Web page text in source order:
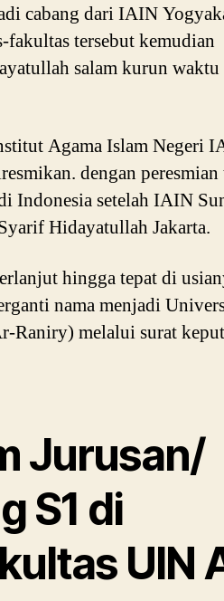
cabang dari IAIN
fakultas tersebut kemudian
salam kurun waktu
Agama Islam Negeri
dengan peresmian
Indonesia setelah IAIN
Hidayatullah Jakarta.
hingga tepat di
nama menjadi
melalui surat
Jurusan/
S1 di
UIN